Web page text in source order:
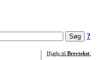
?
Hjælp til Brevtekst: